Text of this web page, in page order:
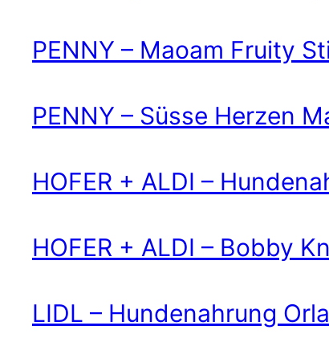
PENNY – Maoam Fruity
PENNY – Süsse Herzen
HOFER + ALDI –
HOFER + ALDI – Bobby
LIDL – Hundenahrung